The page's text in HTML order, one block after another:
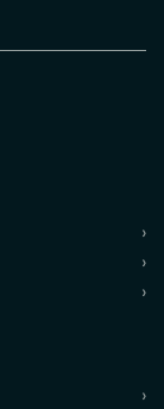
›
›
›
›